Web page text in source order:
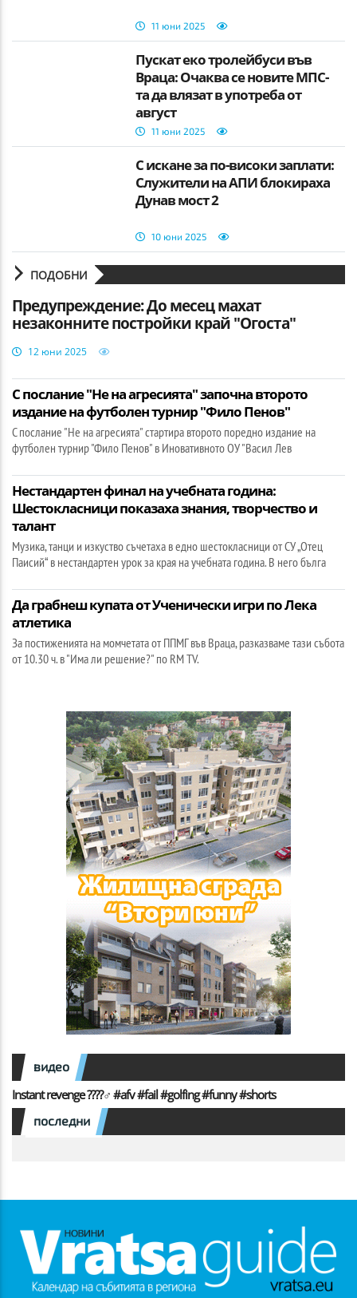
11 юни 2025
Пускат еко тролейбуси във
Враца: Очаква се новите МПС-
та да влязат в употреба от
август
11 юни 2025
С искане за по-високи заплати:
Служители на АПИ блокираха
Дунав мост 2
10 юни 2025
ПОДОБНИ
Предупреждение: До месец махат
незаконните постройки край "Огоста"
12 юни 2025
С послание "Не на агресията" започна второто
издание на футболен турнир "Фило Пенов"
С послание "Не на агресията" стартира второто поредно издание на
футболен турнир "Фило Пенов" в Иновативното ОУ "Васил Лев
Нестандартен финал на учебната година:
Шестокласници показаха знания, творчество и
талант
Музика, танци и изкуство съчетаха в едно шестокласници от СУ „Отец
Паисий“ в нестандартен урок за края на учебната година. В него бълга
Да грабнеш купата от Ученически игри по Лека
атлетика
За постиженията на момчетата от ППМГ във Враца, разказваме тази събота
от 10.30 ч. в "Има ли решение?" по RM TV.
видео
Instant revenge ????️‍♂️ #afv #fail #golfing #funny #shorts
последни